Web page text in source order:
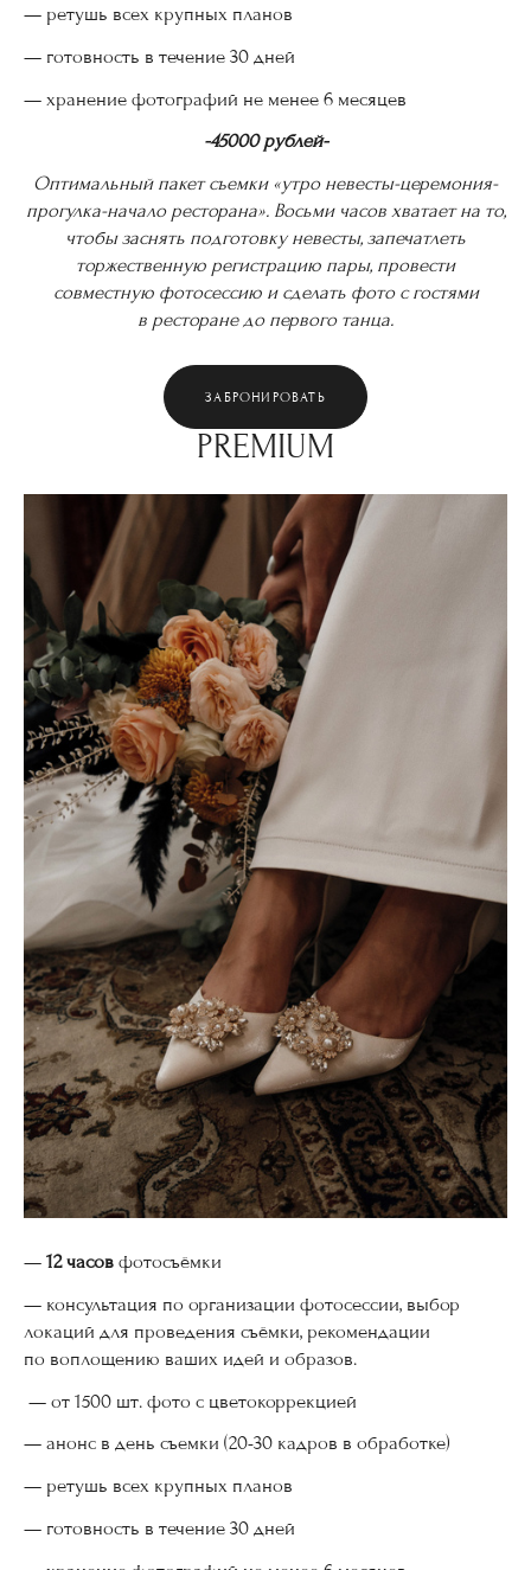
— ретушь всех крупных планов
— готовность в течение 30 дней
— хранение фотографий не менее 6 месяцев
-45000 рублей-
Оптимальный пакет съемки «утро невесты-церемония-
прогулка-начало ресторана». Восьми часов хватает на то,
чтобы заснять подготовку невесты, запечатлеть
торжественную регистрацию пары, провести
совместную фотосессию и сделать фото с гостями
в ресторане до первого танца.
ЗАБРОНИРОВАТЬ
PREMIUM
— 12 часов фотосъёмки
— консультация по организации фотосессии, выбор
локаций для проведения съёмки, рекомендации
по воплощению ваших идей и образов.
— от 1500 шт. фото с цветокоррекцией
— анонс в день съемки (20-30 кадров в обработке)
— ретушь всех крупных планов
— готовность в течение 30 дней